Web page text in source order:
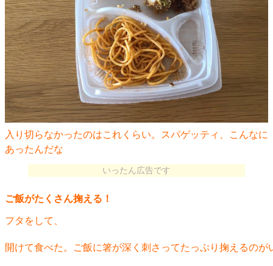
入り切らなかったのはこれくらい。スパゲッティ、こんなに
あったんだな
いったん広告です
ご飯がたくさん掬える！
フタをして、
開けて食べた。ご飯に箸が深く刺さってたっぷり掬えるのが